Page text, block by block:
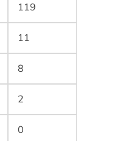
119
11
8
2
0